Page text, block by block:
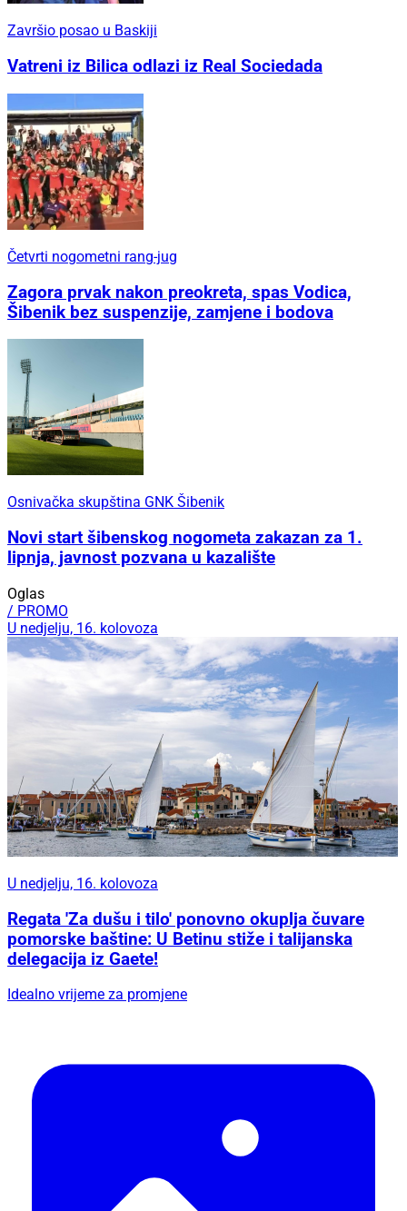
Završio posao u Baskiji
Vatreni iz Bilica odlazi iz Real Sociedada
Četvrti nogometni rang-jug
Zagora prvak nakon preokreta, spas Vodica,
Šibenik bez suspenzije, zamjene i bodova
Osnivačka skupština GNK Šibenik
Novi start šibenskog nogometa zakazan za 1.
lipnja, javnost pozvana u kazalište
Oglas
/ PROMO
U nedjelju, 16. kolovoza
U nedjelju, 16. kolovoza
Regata 'Za dušu i tilo' ponovno okuplja čuvare
pomorske baštine: U Betinu stiže i talijanska
delegacija iz Gaete!
Idealno vrijeme za promjene